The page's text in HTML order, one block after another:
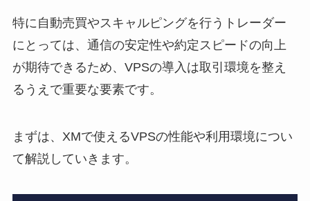
特に自動売買やスキャルピングを行うトレーダー
にとっては、通信の安定性や約定スピードの向上
が期待できるため、VPSの導入は取引環境を整え
るうえで重要な要素です。
まずは、XMで使えるVPSの性能や利用環境につい
て解説していきます。